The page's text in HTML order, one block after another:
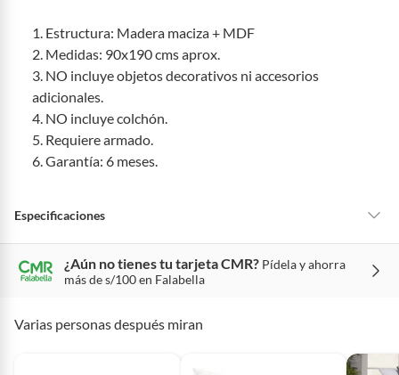
48 horas: cemento, mezclas de hormigón, morteros, yeso y otros
productos para asfalto.
7 días: productos eléctricos o a combustión, electrodomésticos,
tecnología, línea blanca, colchones, muebles, bicicletas y
máquinas.
No se pueden devolver o cambiar bajo cambio de opinión
Productos perecibles como alimentos, bebidas, medicamentos,
suplementos alimenticios, vitaminas.
Productos digitales (descarga inmediata).
Por motivos de salubridad, la ropa interior inferior y ropas de
Alimentos, bebidas, fórmulas y leches para bebés.
1. Estructura: Madera maciza + MDF
2. Medidas: 90x190 cms aprox.
3. NO incluye objetos decorativos ni accesorios
adicionales.
4. NO incluye colchón.
5. Requiere armado.
6. Garantía: 6 meses.
Especificaciones
Hecho en Perú
Condicion del
Nuevo
¿Aún no tienes tu tarjeta CMR? Pídela y ahorra
más de s/100 en Falabella
Varias personas después miran